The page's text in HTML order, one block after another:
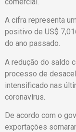
A cifra representa
positivo de US$
do ano passado.
A redução do saldo
processo de
intensificado nas
coronavírus.
De acordo com o
exportações